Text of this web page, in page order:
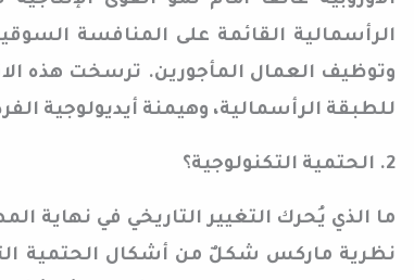
الرأسمالية القائمة على المنافسة
وتوظيف العمال المأجورين. ترسخت هذه
للطبقة الرأسمالية، وهيمنة أيديولوجية
2. الحتمية التكنولوجية؟
ما الذي يُحرك التغيير التاريخي في نهاية
نظرية ماركس شكلٌ من أشكال الحتمية